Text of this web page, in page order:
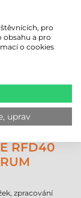
stav.
C kabelu
k systému k
000 RFID štítků,
zařízením.
RFD40
zpracování
pro
obsahu a pro
o cookies
uprav